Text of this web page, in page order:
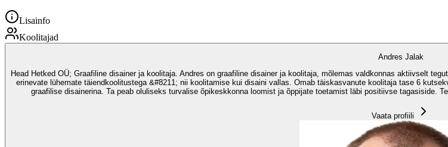
Lisainfo
Koolitajad
Andres Jalak
Head Hetked OÜ; Graafiline disainer ja koolitaja. Andres on graafiline disainer ja koolitaja, mõlemas valdkonnas aktiivselt
erinevate lühemate täiendkoolitustega &#8211; nii koolitamise kui disaini vallas. Omab täiskasvanute koolitaja tase 6
graafilise disainerina. Ta peab oluliseks turvalise õpikeskkonna loomist ja õppijate toetamist läbi positiivse tagasiside.
Vaata profiili